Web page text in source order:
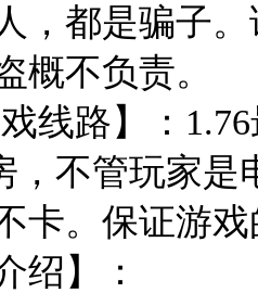
，都是骗子
概不负责。
线路】：
，不管玩家是
卡。保证游
绍】：